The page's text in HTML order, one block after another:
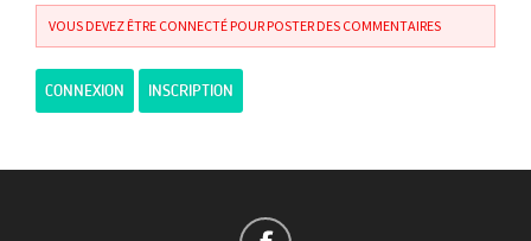
VOUS DEVEZ ÊTRE CONNECTÉ POUR POSTER DES COMMENTAIRES
CONNEXION INSCRIPTION